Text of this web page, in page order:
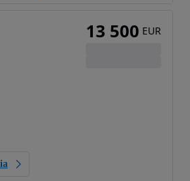
13 500 EUR